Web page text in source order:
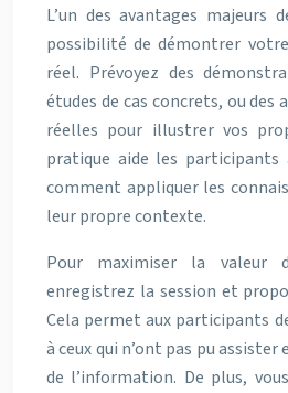
L’un des avantages majeurs
possibilité de démontrer
réel. Prévoyez des
études de cas concrets, ou des
réelles pour illustrer vos
pratique aide les participants
comment appliquer les
leur propre contexte.
Pour maximiser la valeur
enregistrez la session et
Cela permet aux participants
à ceux qui n’ont pas pu
de l’information. De plus,